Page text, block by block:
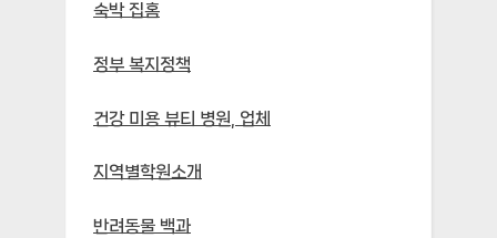
숙박 집홈
정부 복지정책
건강 미용 뷰티 병원, 업체
지역별학원소개
반려동물 백과